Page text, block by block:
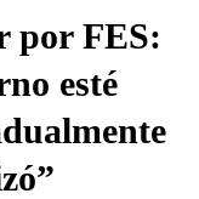
por FES:
esté